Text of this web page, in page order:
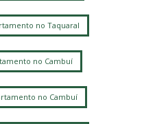
no Taquaral
no Cambuí
no Cambuí